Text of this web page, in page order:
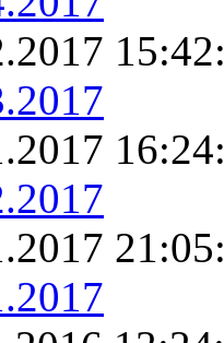
15:42:
16:24:
21:05: